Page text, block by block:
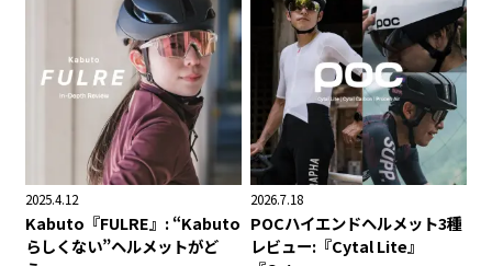
2025.4.12
Kabuto『FULRE』: “Kabuto
らしくない”ヘルメットがど
2026.7.18
POCハイエンドヘルメット3種
レビュー:『Cytal Lite』